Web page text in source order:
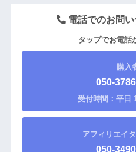
電話でのお問い
タップでお電話
購入
050-
受付時間：平日
アフィリエイ
050-